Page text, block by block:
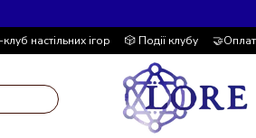
настільних ігор 🎲 Події клубу
📰 Угода користувача 💸